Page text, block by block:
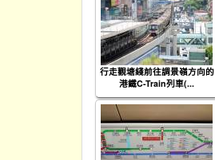
行走觀塘綫前往調景嶺方向的
港鐵C-Train列車(...